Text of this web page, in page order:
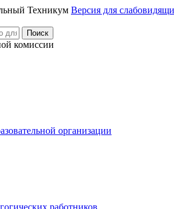
Техникум Версия для
Поиск
комиссии
организации
работников